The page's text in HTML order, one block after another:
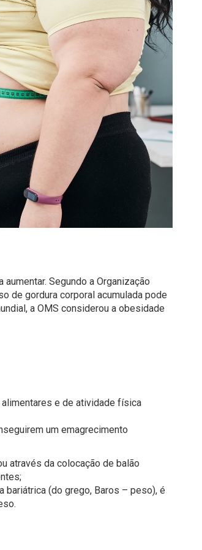
Segundo a Organização
de gordura corporal acumulada pode
a OMS considerou a obesidade
e de atividade física
um emagrecimento
através da colocação de balão
bariátrica (do grego, Baros – peso), é